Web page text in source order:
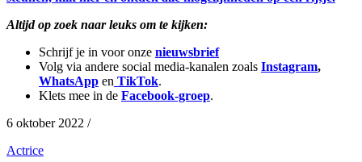
Altijd op zoek naar leuks om te kijken:
Schrijf je in voor onze nieuwsbrief
Volg via andere social media-kanalen zoals Instagram,
WhatsApp en TikTok.
Klets mee in de Facebook-groep.
6 oktober 2022 /
Actrice